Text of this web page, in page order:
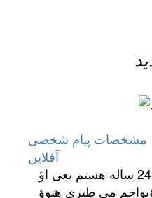
مشخصات پیام شخصی
آفلاين
ا عرض سلام من جواني 24 ساله هستم بعى اؤ
مي طىرى هنوؤ